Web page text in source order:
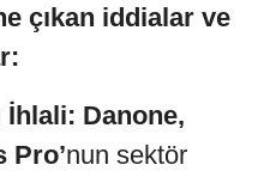
çıkan iddialar ve
İhlali: Danone,
Pro’nun sektör